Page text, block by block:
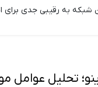
شبکه به رقیبی جدی
تحلیل عوامل